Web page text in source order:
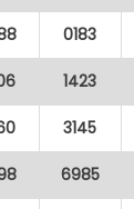
0183
1423
3145
6985